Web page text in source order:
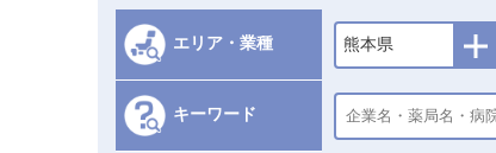
エリア・業種 熊本県
キーワード